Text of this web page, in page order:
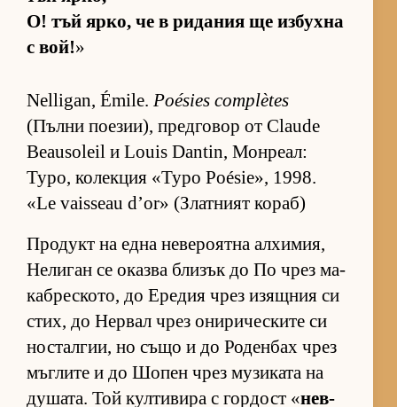
О! тъй яр­ко, че в ри­да­ния ще из­бухна
с вой!»
Nelligan, Émile. Poésies complètes
(Пълни по­е­зи­и), пред­го­вор от Claude
Beausoleil и Louis Dantin, Мон­ре­ал:
Typo, ко­лек­ция «Typo Poésie», 1998.
«Le vaisseau d’or» (Златният кораб)
Про­дукт на една не­ве­ро­ятна ал­хи­мия,
Не­ли­ган се оказва бли­зък до По чрез ма­
каб­рес­ко­то, до Ере­дия чрез изящ­ния си
стих, до Нер­вал чрез они­ри­чес­ките си
нос­тал­гии, но също и до Ро­ден­бах чрез
мъг­лите и до Шо­пен чрез му­зи­ката на
ду­ша­та. Той кул­ти­вира с гор­дост «нев­